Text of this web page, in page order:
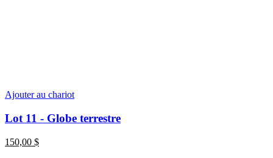
Ajouter au chariot
Lot 11 - Globe terrestre
150,00 $